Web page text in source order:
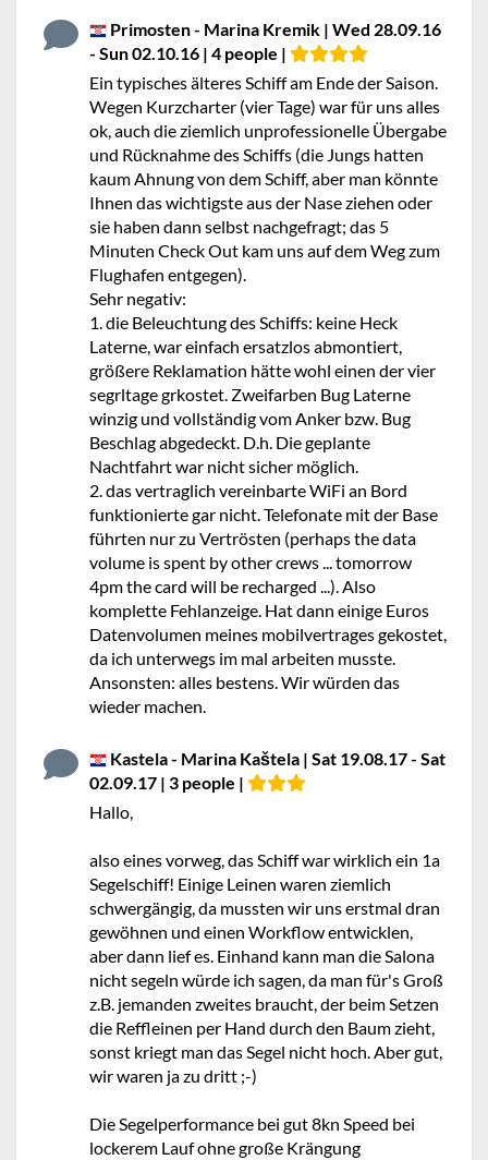
Primosten - Marina Kremik | Wed 28.09.16
- Sun 02.10.16 | 4 people |
Ein typisches älteres Schiff am Ende der Saison.
Wegen Kurzcharter (vier Tage) war für uns alles
ok, auch die ziemlich unprofessionelle Übergabe
und Rücknahme des Schiffs (die Jungs hatten
kaum Ahnung von dem Schiff, aber man könnte
Ihnen das wichtigste aus der Nase ziehen oder
sie haben dann selbst nachgefragt; das 5
Minuten Check Out kam uns auf dem Weg zum
Flughafen entgegen).
Sehr negativ:
1. die Beleuchtung des Schiffs: keine Heck
Laterne, war einfach ersatzlos abmontiert,
größere Reklamation hätte wohl einen der vier
segrltage grkostet. Zweifarben Bug Laterne
winzig und vollständig vom Anker bzw. Bug
Beschlag abgedeckt. D.h. Die geplante
Nachtfahrt war nicht sicher möglich.
2. das vertraglich vereinbarte WiFi an Bord
funktionierte gar nicht. Telefonate mit der Base
führten nur zu Vertrösten (perhaps the data
volume is spent by other crews ... tomorrow
4pm the card will be recharged ...). Also
komplette Fehlanzeige. Hat dann einige Euros
Datenvolumen meines mobilvertrages gekostet,
da ich unterwegs im mal arbeiten musste.
Ansonsten: alles bestens. Wir würden das
wieder machen.
Kastela - Marina Kaštela | Sat 19.08.17 - Sat
02.09.17 | 3 people |
Hallo,
also eines vorweg, das Schiff war wirklich ein 1a
Segelschiff! Einige Leinen waren ziemlich
schwergängig, da mussten wir uns erstmal dran
gewöhnen und einen Workflow entwicklen,
aber dann lief es. Einhand kann man die Salona
nicht segeln würde ich sagen, da man für's Groß
z.B. jemanden zweites braucht, der beim Setzen
die Reffleinen per Hand durch den Baum zieht,
sonst kriegt man das Segel nicht hoch. Aber gut,
wir waren ja zu dritt ;-)
Die Segelperformance bei gut 8kn Speed bei
lockerem Lauf ohne große Krängung